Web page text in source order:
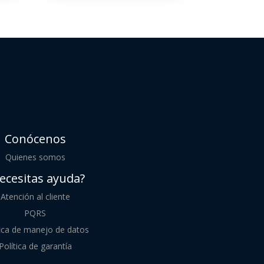
Conócenos
Quienes somos
ayuda?
Atención al cliente
PQRS
de manejo de datos
Política de garantía